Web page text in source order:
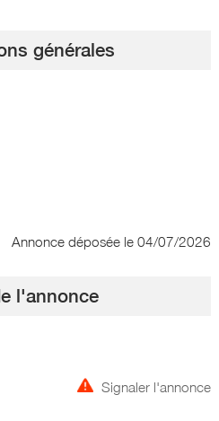
générales
Annonce déposée le 04/07/2026
l'annonce
Signaler l'annonce